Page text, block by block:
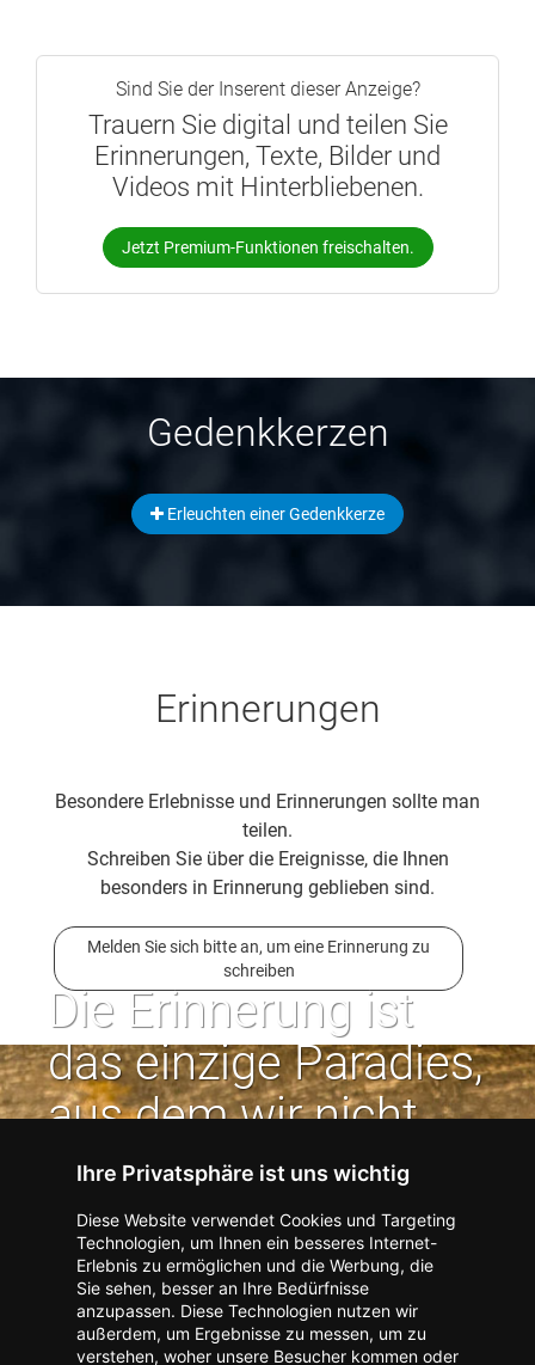
Ihre Privatsphäre ist uns wichtig
Diese Website verwendet Cookies und Targeting
Technologien, um Ihnen ein besseres Internet-
Erlebnis zu ermöglichen und die Werbung, die
Sie sehen, besser an Ihre Bedürfnisse
anzupassen. Diese Technologien nutzen wir
außerdem, um Ergebnisse zu messen, um zu
verstehen, woher unsere Besucher kommen oder
Sind Sie der Inserent dieser Anzeige?
Trauern Sie digital und teilen Sie
Erinnerungen, Texte, Bilder und
Videos mit Hinterbliebenen.
Jetzt Premium-Funktionen freischalten.
Gedenkkerzen
Erleuchten einer Gedenkkerze
Erinnerungen
Besondere Erlebnisse und Erinnerungen sollte man
teilen.
Schreiben Sie über die Ereignisse, die Ihnen
besonders in Erinnerung geblieben sind.
Melden Sie sich bitte an, um eine Erinnerung zu
schreiben
Die Erinnerung ist
das einzige Paradies,
aus dem wir nicht
vertrieben werden
können. | Jean Paul
Kontakt zum Verlag aufnehmen Missbrauch melden
Impressum Datenschutz
Barrierefreiheit
Barriere melden
Accessibility-Modus aktivieren